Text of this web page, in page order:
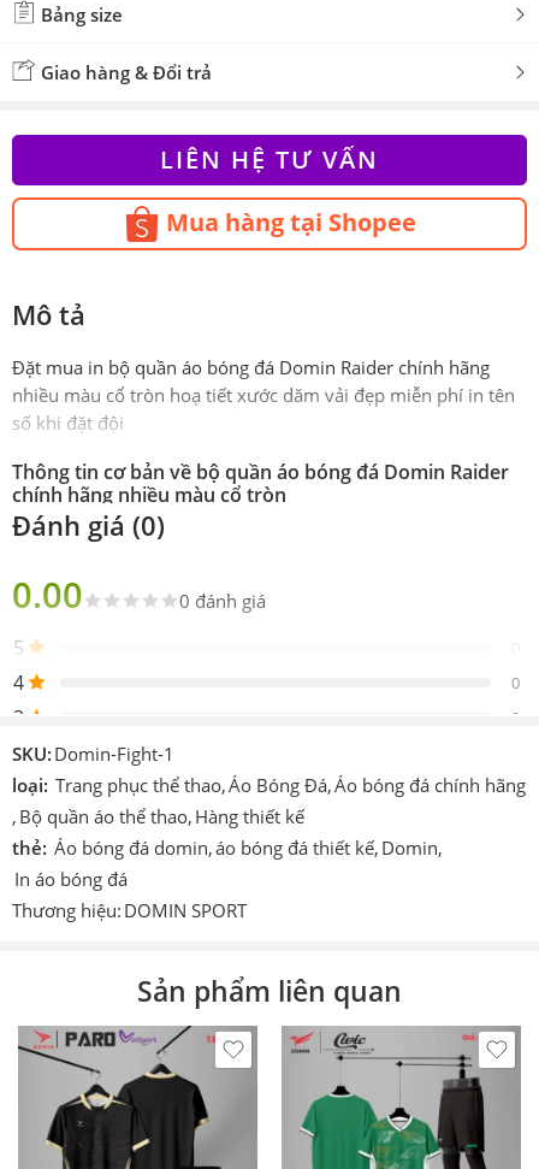
Bảng size
Giao hàng & Đổi trả
LIÊN HỆ TƯ VẤN
Mua hàng tại Shopee
Mô tả
Đặt mua in bộ quần áo bóng đá Domin Raider chính hãng
nhiều màu cổ tròn hoạ tiết xước dăm vải đẹp miễn phí in tên
số khi đặt đội
Thông tin cơ bản về bộ quần áo bóng đá Domin Raider
chính hãng nhiều màu cổ tròn
Phiên
Chính hãng DOMIN SPORT
Sản
Gồm 1 áo 1 quần
Thiết
kế
Được in trực tiếp lên sản phẩm
Chi tiết
khác
In hoặc ép decan nhiệt cao tần.
Công
nghệ
Cmcn 4.0 dệt vi tính, ép nhiệt cao tần, nhuộm
sâu.
Size
S – M – L – XL – XXL – XXXL
hợp
Làm áo thi đấu, áo đá banh, đá bóng, áo team, áo
đội,…
In tên số, in logo theo yêu cầu (có tính phí).
Đánh giá (0)
0.00 0 đánh giá
5 0
4 0
3 0
2
1 0
Hiện vẫn chưa có đánh giá.
SKU: Domin-Fight-1
loại: Trang phục thể thao,Áo Bóng Đá,Áo bóng đá chính hãng
, Bộ quần áo thể thao, Hàng thiết kế
thẻ: Áo bóng đá domin,áo bóng đá thiết kế, Domin,
In áo bóng đá
Thương hiệu: DOMIN SPORT
Sản phẩm liên quan